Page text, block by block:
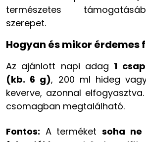
természetes
szerepet.
Hogyan és mikor érdemes
Az ajánlott napi adag 1
(kb. 6 g), 200 ml hideg
keverve, azonnal
csomagban megtalálható.
Fontos: A terméket soha ne